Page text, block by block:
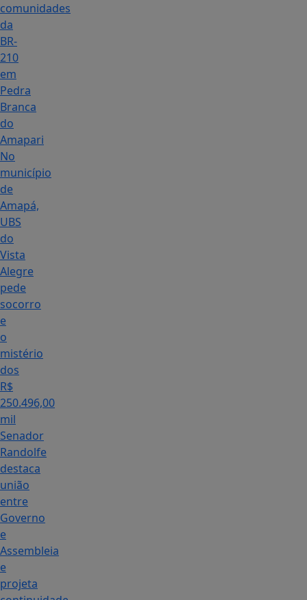
comunidades
da
BR-
210
em
Pedra
Branca
do
Amapari
No
município
de
Amapá,
UBS
do
Vista
Alegre
pede
socorro
e
o
mistério
dos
R$
250.496,00
mil
Senador
Randolfe
destaca
união
entre
Governo
e
Assembleia
e
projeta